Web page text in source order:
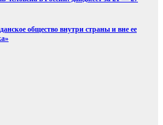
общество внутри страны и вне ее